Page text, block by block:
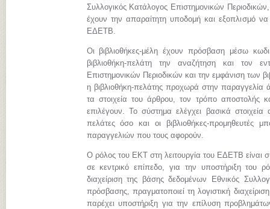
Συλλογικός Κατάλογος Επιστημονικών
έχουν την απαραίτητη υποδομή και εξοπλισμό
ΕΔΕΤΒ.
Οι βιβλιοθήκες-μέλη έχουν πρόσβαση μέσω
βιβλιοθήκη-πελάτη την αναζήτηση και τον
Επιστημονικών Περιοδικών και την εμφάνιση των
η βιβλιοθήκη-πελάτης προχωρά στην παραγγελία
τα στοιχεία του άρθρου, τον τρόπο αποστολής
επιλέγουν. Το σύστημα ελέγχει βασικά
πελάτες όσο και οι βιβλιοθήκες-
παραγγελιών που τους αφορούν.
Ο ρόλος του ΕΚΤ στη λειτουργία του ΕΔΕΤΒ είναι
σε κεντρικό επίπεδο, για την υποστήριξη του
διαχείριση της βάσης δεδομένων Εθνικός
πρόσβασης, πραγματοποιεί τη λογιστική
παρέχει υποστήριξη για την επίλυση